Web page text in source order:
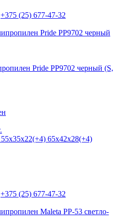
+375 (25) 677-47-32
Pride PP9702 черный (S,
65х42х28(+4)
+375 (25) 677-47-32